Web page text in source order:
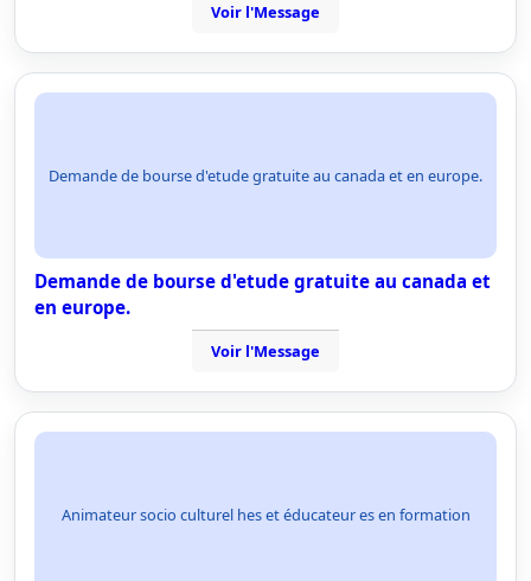
Voir l'Message
Demande de bourse d'etude gratuite au canada et en europe.
Demande de bourse d'etude gratuite au canada et
en europe.
Voir l'Message
Animateur socio culturel hes et éducateur es en formation